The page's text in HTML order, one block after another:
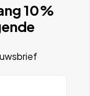
10%